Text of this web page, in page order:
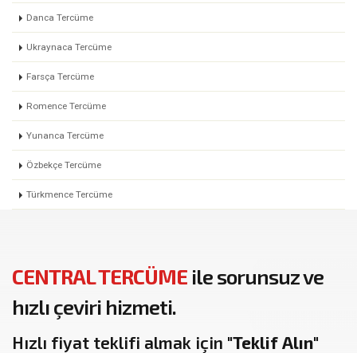
Danca Tercüme
Ukraynaca Tercüme
Farsça Tercüme
Romence Tercüme
Yunanca Tercüme
Özbekçe Tercüme
Türkmence Tercüme
CENTRAL TERCÜME ile sorunsuz ve
hızlı çeviri hizmeti.
Hızlı fiyat teklifi almak için "Teklif Alın"